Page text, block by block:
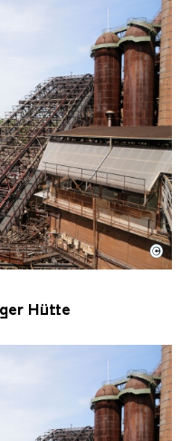
Hütte mit
Hütte | Karl
©
Hütte